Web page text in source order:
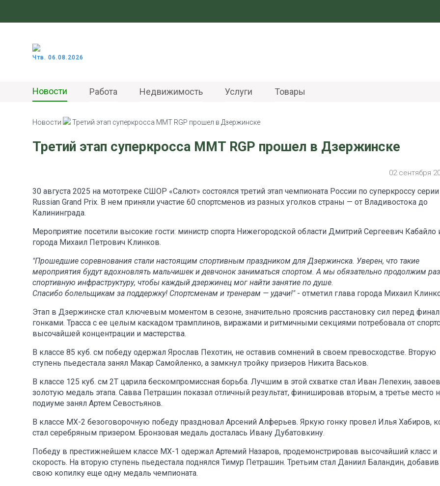
Чтв. 06.08.2026
Новости Работа Недвижимость Услуги Товары
Новости Третий этап суперкросса MMT RGP прошел в Дзержинске
Третий этап суперкросса MMT RGP прошел в Дзержинске
02 сентября
30 августа 2025 на мототреке СШОР «Салют» состоялся третий этап чемпионата России по суперкроссу
Russian Grand Prix. В нем приняли участие 60 спортсменов из разных уголков страны — от Владивостока до
Калининграда.
Мероприятие посетили высокие гости: министр спорта Нижегородской области Дмитрий Сергеевич Кабайло
города Михаил Петрович Клинков.
"Прошедшие соревнования стали настоящим спортивным праздником для Дзержинска. Уверен, что такие
мероприятия будут вдохновлять мальчишек и девчонок заниматься спортом. А мы обязательно продолжим
спортивную инфраструктуру, чтобы каждый дзержинец мог найти занятие по душе.
Спасибо болельщикам за поддержку! Спортсменам и тренерам — удачи!"- отметил глава города Михаил
Этап в Дзержинске стал ключевым моментом в сезоне, значительно прояснив расстановку сил перед
гонками. Трасса с ее целым каскадом трамплинов, виражами и ритмичными секциями потребовала от
высочайшей концентрации и мастерства.
В классе 85 куб. см победу одержал Ярослав Пехотин, не оставив сомнений в своем превосходстве. Вторую
ступень пьедестала занял Макар Самойленко, а замкнул тройку призеров Никита Васьков.
В классе 125 куб. см 2Т царила бескомпромиссная борьба. Лучшим в этой схватке стал Иван Лепехин,
золотую медаль этапа. Савва Петрашин показал отличный результат, финишировав вторым, а третье место
подиуме занял Артем Севостьянов.
В классе MX-2 безоговорочную победу праздновал Арсений Алферьев. Яркую гонку провел Илья Хабиров,
стал серебряным призером. Бронзовая медаль досталась Ивану Дубатовкину.
Победу в престижнейшем классе MX-1 одержал Артемий Назаров, продемонстрировав высочайший класс и
скорость. На вторую ступень пьедестала поднялся Тимур Петрашин. Третьим стал Даниил Баландин,
свою копилку еще одну медаль чемпионата.